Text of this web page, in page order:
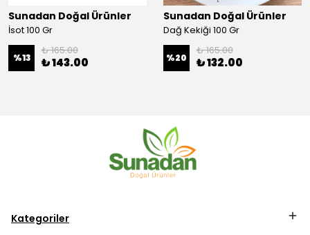
Sunadan Doğal Ürünler
İsot 100 Gr
%13
₺ 165.00
₺ 143.00
Sunadan Doğal Ürünler
Dağ Kekiği 100 Gr
%20
₺ 165.00
₺ 132.00
Kategoriler